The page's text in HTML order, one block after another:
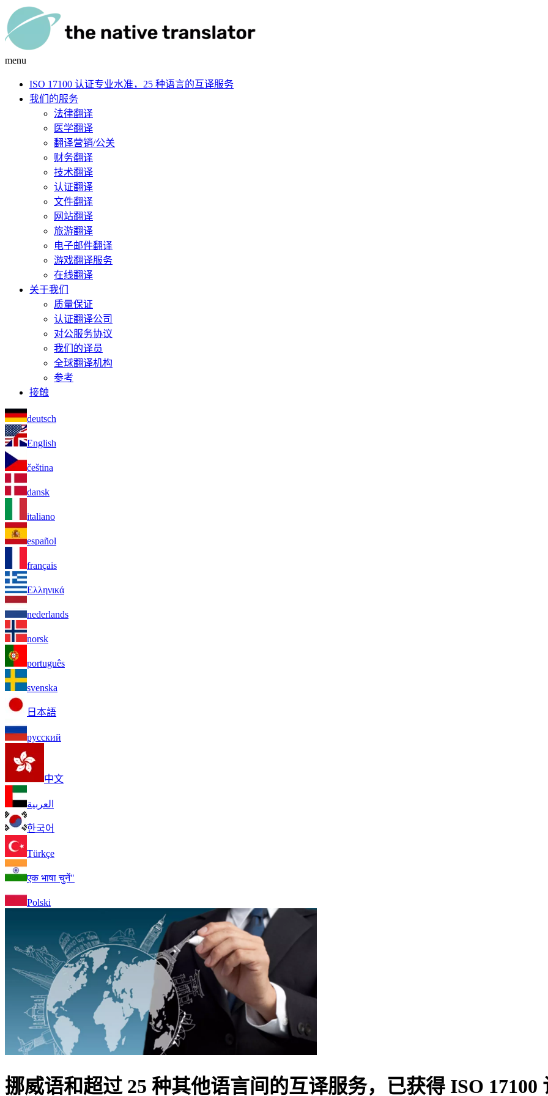
menu
ISO 17100 认证专业水准，25 种语言的互译服务
我们的服务
法律翻译
医学翻译
翻译营销/公关
财务翻译
技术翻译
认证翻译
文件翻译
网站翻译
旅游翻译
电子邮件翻译
游戏翻译服务
在线翻译
关于我们
质量保证
认证翻译公司
对公服务协议
我们的译员
全球翻译机构
参考
接触
deutsch
English
čeština
dansk
italiano
español
français
Ελληνικά
nederlands
norsk
português
svenska
日本語
русский
中文
العربية
한국어
Türkçe
एक भाषा चुनें"
Polski
挪威语和超过 25 种其他语言间的互译服务，已获得 ISO 17100